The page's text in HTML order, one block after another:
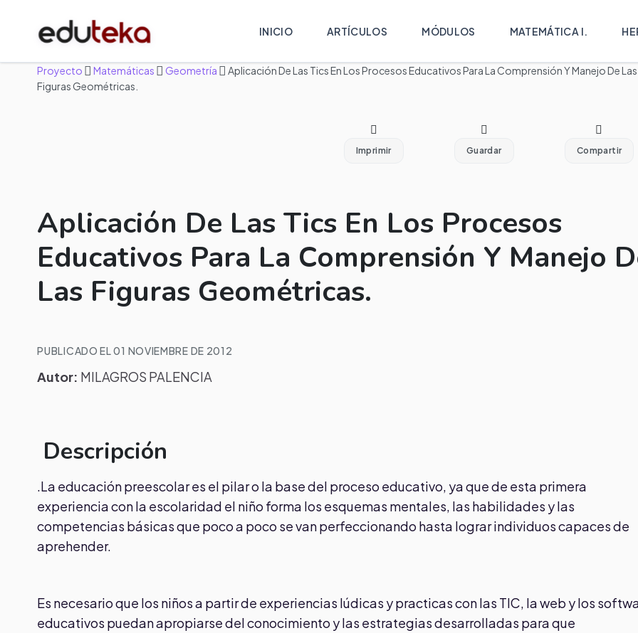
INICIO ARTÍCULOS MÓDULOS MATEMÁTICA I.
Proyecto Matemáticas Geometría
Aplicación De Las Tics En Los Procesos Educativos Para La Comprensión Y Manejo De Las
Figuras Geométricas.
Imprimir Guardar Compartir
Aplicación De Las Tics En Los Procesos
Educativos Para La Comprensión Y Manejo
Las Figuras Geométricas.
PUBLICADO EL 01 NOVIEMBRE DE 2012
Autor: MILAGROS PALENCIA
Descripción
.La educación preescolar es el pilar o la base del proceso educativo, ya que de esta primera
experiencia con la escolaridad el niño forma los esquemas mentales, las habilidades y las
competencias básicas que poco a poco se van perfeccionando hasta lograr individuos capaces de
aprehender.
Es necesario que los niños a partir de experiencias lúdicas y practicas con las TIC, la web y los
educativos puedan apropiarse del conocimiento y las estrategias desarrolladas para que